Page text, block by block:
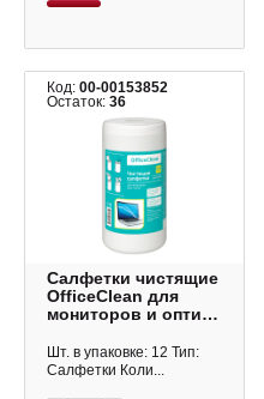
Код: 00-00153852
Остаток: 36
Салфетки чистящие
OfficeClean для
мониторов и оптич.
туба 248261
Шт. в упаковке: 12 Тип:
Салфетки Коли...